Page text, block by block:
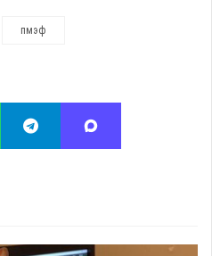
пмэф